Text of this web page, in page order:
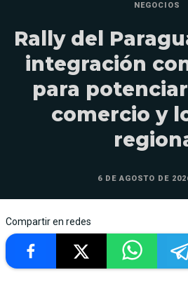
NEGOCIOS
Rally del
integración
para
comercio y
6 DE AGOSTO DE
Compartir en redes